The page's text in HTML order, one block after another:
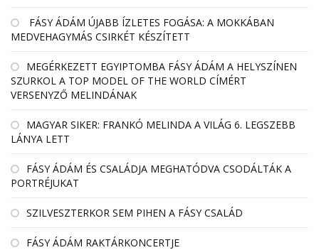
FÁSY ÁDÁM ÚJABB ÍZLETES FOGÁSA: A MOKKÁBAN
MEDVEHAGYMÁS CSIRKÉT KÉSZÍTETT
MEGÉRKEZETT EGYIPTOMBA FÁSY ÁDÁM A HELYSZÍNEN
SZURKOL A TOP MODEL OF THE WORLD CÍMÉRT
VERSENYZŐ MELINDÁNAK
MAGYAR SIKER: FRANKÓ MELINDA A VILÁG 6. LEGSZEBB
LÁNYA LETT
FÁSY ÁDÁM ÉS CSALÁDJA MEGHATÓDVA CSODÁLTÁK A
PORTRÉJUKAT
SZILVESZTERKOR SEM PIHEN A FÁSY CSALÁD
FÁSY ÁDÁM RAKTÁRKONCERTJE